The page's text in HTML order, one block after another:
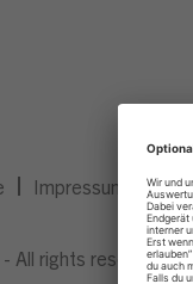
Impressum
All rights reserved